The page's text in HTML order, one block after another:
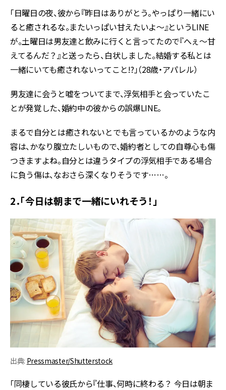
「日曜日の夜、彼から『昨日はありがとう。やっぱり一緒にい
ると癒されるな。またいっぱい甘えたいよ～』というLINE
が。土曜日は男友達と飲みに行くと言ってたので『へぇ～甘
えてるんだ？』と送ったら、白状しました。結婚する私とは
一緒にいても癒されないってこと!?」（28歳・アパレル）
男友達に会うと嘘をついてまで、浮気相手と会っていたこ
とが発覚した、婚約中の彼からの誤爆LINE。
まるで自分とは癒されないとでも言っているかのような内
容は、かなり腹立たしいもので、婚約者としての自尊心も傷
つきますよね。自分とは違うタイプの浮気相手である場合
に負う傷は、なおさら深くなりそうです……。
2．「今日は朝まで一緒にいれそう！」
出典: Pressmaster/Shutterstock
「同棲している彼氏から『仕事、何時に終わる？ 今日は朝ま